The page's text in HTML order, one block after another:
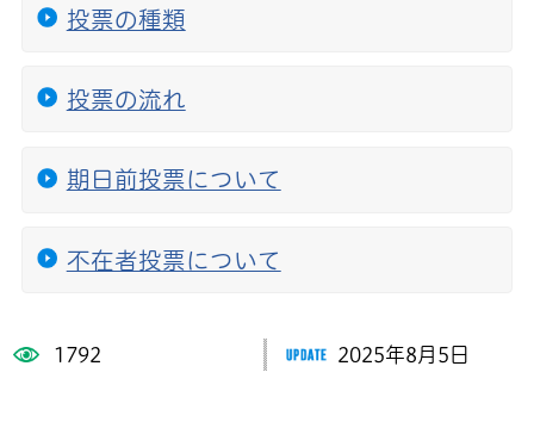
投票の種類
投票の流れ
期日前投票について
不在者投票について
1792 2025年8月5日